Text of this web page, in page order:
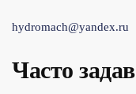
hydromach@yandex.ru
Часто